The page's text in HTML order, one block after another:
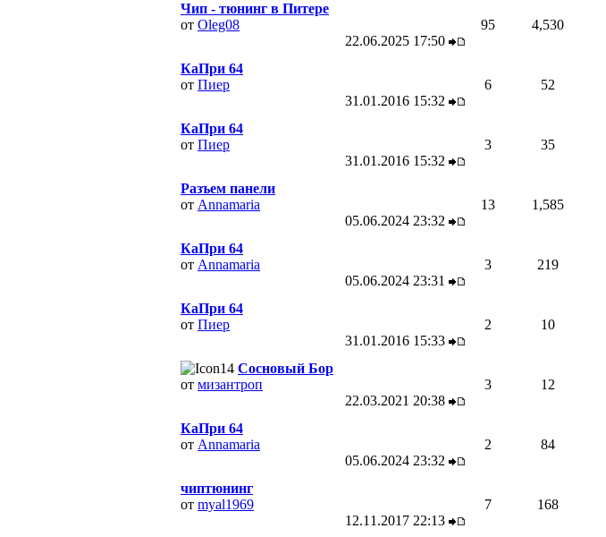
Чип - тюнинг в Питере
от Oleg08
22.06.2025 17:50
95 4,530
КаПри 64
от Пиер
31.01.2016 15:32
6 52
КаПри 64
от Пиер
31.01.2016 15:32
3 35
Разъем панели
от Annamaria
05.06.2024 23:32
13 1,585
КаПри 64
от Annamaria
05.06.2024 23:31
3 219
КаПри 64
от Пиер
31.01.2016 15:33
2 10
Сосновый Бор
от мизантроп
22.03.2021 20:38
3 12
КаПри 64
от Annamaria
05.06.2024 23:32
2 84
чиптюнинг
от myal1969
12.11.2017 22:13
7 168